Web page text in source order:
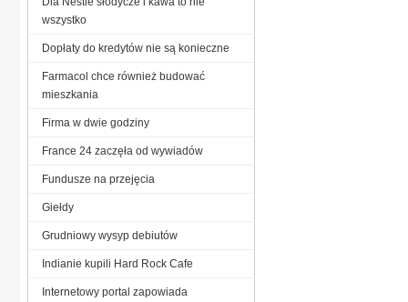
wszystko
Dopłaty do kredytów nie są konieczne
Farmacol chce również budować
mieszkania
Firma w dwie godziny
France 24 zaczęła od wywiadów
Fundusze na przejęcia
Giełdy
Grudniowy wysyp debiutów
Indianie kupili Hard Rock Cafe
Internetowy portal zapowiada